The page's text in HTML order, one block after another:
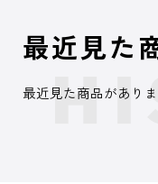
最近見た
最近見た商品がありま